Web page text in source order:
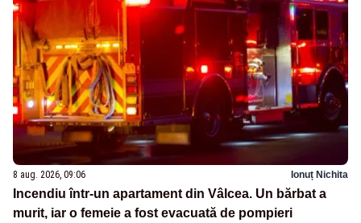
8 aug. 2026, 09:06 Ionuț Nichita
Incendiu într-un apartament din Vâlcea. Un bărbat a
murit, iar o femeie a fost evacuată de pompieri